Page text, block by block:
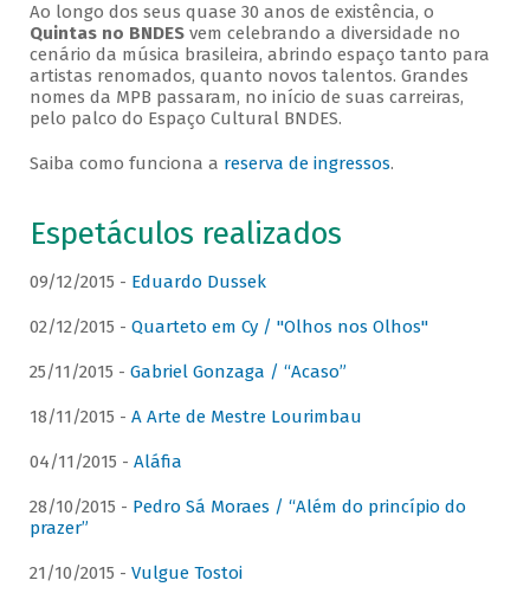
Ao longo dos seus quase 30 anos de existência, o
Quintas no BNDESvem celebrando a diversidade no
cenário da música brasileira, abrindo espaço tanto para
artistas renomados, quanto novos talentos. Grandes
nomes da MPB passaram, no início de suas carreiras,
pelo palco do Espaço Cultural BNDES.
Saiba como funciona a reserva de ingressos.
Espetáculos realizados
09/12/2015 - Eduardo Dussek
02/12/2015 - Quarteto em Cy / "Olhos nos Olhos"
25/11/2015 - Gabriel Gonzaga / “Acaso”
18/11/2015 - A Arte de Mestre Lourimbau
04/11/2015 - Aláfia
28/10/2015 - Pedro Sá Moraes / “Além do princípio do
prazer”
21/10/2015 - Vulgue Tostoi